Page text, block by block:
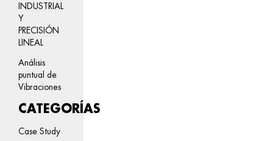
INDUSTRIAL
Y
PRECISIÓN
LINEAL
Análisis
puntual de
Vibraciones
CATEGORÍAS
Case Study